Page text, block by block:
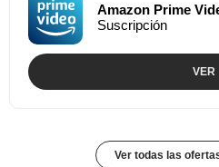
Amazon Prime
Suscripción
VER
Ver todas las